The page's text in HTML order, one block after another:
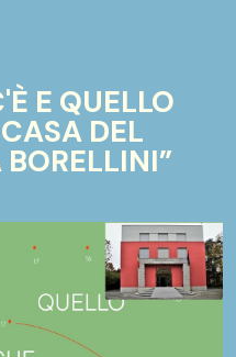
E QUELLO
DEL